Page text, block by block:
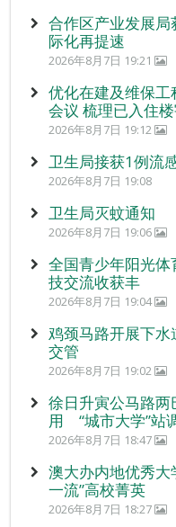
合作区产业发展局
际化再提速
2026年8月7日 19:21
优化在建及维保
会议 梳理已入住
2026年8月7日 19:12
卫生局接获1例流
2026年8月7日 19:08
卫生局灭蚊通知
2026年8月7日 19:06
全国青少年阳光
技交流收获丰
2026年8月7日 19:04
鸡颈马路开展下
交管
2026年8月7日 19:02
徐日升寅公马路
用 “城市大学”站
2026年8月7日 18:47
澳大办内地优秀
一流”高校菁英
2026年8月7日 18:27